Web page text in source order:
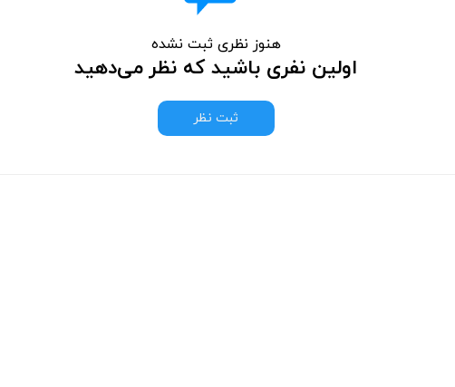
هنوز نظری ثبت نشده
اولین نفری باشید که نظر می‌دهید
ثبت نظر